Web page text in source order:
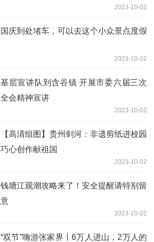
2023-10-02
国庆到处堵车，可以去这个小众景点度假
2023-10-02
基层宣讲队到含谷镇 开展市委六届三次
全会精神宣讲
2023-10-02
【高清组图】贵州剑河：非遗剪纸进校园
巧心创作献祖国
2023-10-02
钱塘江观潮攻略来了！安全提醒请特别留
意
2023-10-02
“双节”嗨游张家界丨6万人进山，2万人的